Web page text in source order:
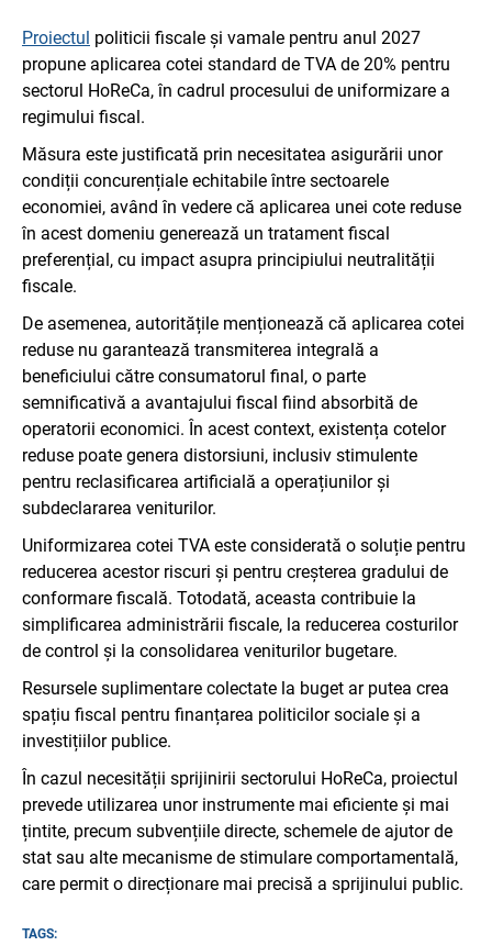
Proiectul politicii fiscale și vamale pentru anul 2027
propune aplicarea cotei standard de TVA de 20% pentru
sectorul HoReCa, în cadrul procesului de uniformizare a
regimului fiscal.
Măsura este justificată prin necesitatea asigurării unor
condiții concurențiale echitabile între sectoarele
economiei, având în vedere că aplicarea unei cote reduse
în acest domeniu generează un tratament fiscal
preferențial, cu impact asupra principiului neutralității
fiscale.
De asemenea, autoritățile menționează că aplicarea cotei
reduse nu garantează transmiterea integrală a
beneficiului către consumatorul final, o parte
semnificativă a avantajului fiscal fiind absorbită de
operatorii economici. În acest context, existența cotelor
reduse poate genera distorsiuni, inclusiv stimulente
pentru reclasificarea artificială a operațiunilor și
subdeclararea veniturilor.
Uniformizarea cotei TVA este considerată o soluție pentru
reducerea acestor riscuri și pentru creșterea gradului de
conformare fiscală. Totodată, aceasta contribuie la
simplificarea administrării fiscale, la reducerea costurilor
de control și la consolidarea veniturilor bugetare.
Resursele suplimentare colectate la buget ar putea crea
spațiu fiscal pentru finanțarea politicilor sociale și a
investițiilor publice.
În cazul necesității sprijinirii sectorului HoReCa, proiectul
prevede utilizarea unor instrumente mai eficiente și mai
țintite, precum subvențiile directe, schemele de ajutor de
stat sau alte mecanisme de stimulare comportamentală,
care permit o direcționare mai precisă a sprijinului public.
TAGS: